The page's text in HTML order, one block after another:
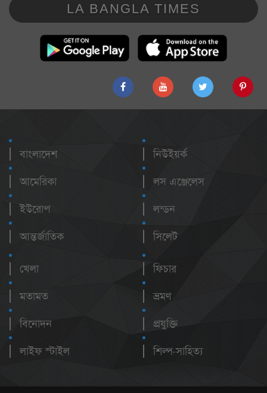
LA BANGLA TIMES
বাংলাদেশ
আমেরিকা
ইউরোপ
আন্তর্জাতিক
নিউইয়র্ক
লস এঞ্জেলেস
লন্ডন
সিলেট
খেলা
মতামত
বিনোদন
লাইফ স্টাইল
ফিচার
ভ্রমণ
প্রযুক্তি
শিল্প-সাহিত্য